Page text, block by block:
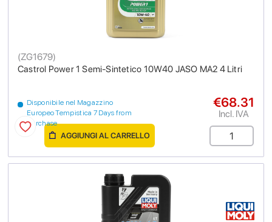
Castrol Power 1 Semi-Sintetico 10W40 JASO MA2 4 Litri
(ZG1679)
Disponibile nel Magazzino
Europeo Tempistica 7 Days from
purchase
€68.31
Incl. IVA
AGGIUNGI AL CARRELLO